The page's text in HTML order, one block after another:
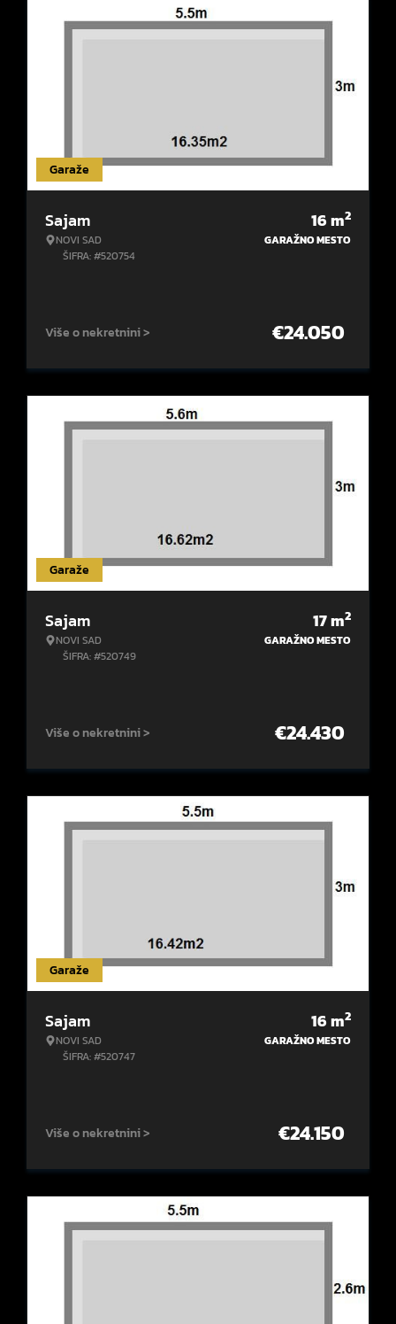
Garaže
Sajam
NOVI SAD
ŠIFRA: #520754
16m2
GARAŽNO MESTO
Više o nekretnini > €24.050
Garaže
Sajam
NOVI SAD
ŠIFRA: #520749
17m2
GARAŽNO MESTO
Više o nekretnini > €24.430
Garaže
Sajam
NOVI SAD
ŠIFRA: #520747
16m2
GARAŽNO MESTO
Više o nekretnini > €24.150